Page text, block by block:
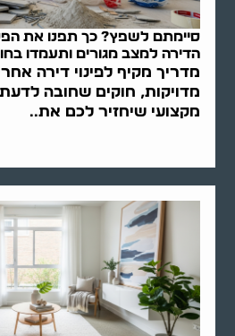
סיימתם לשפץ? כך תפנו את
הדירה למצב מגורים ותעמדו
מדריך מקיף לפינוי דירה
מדויקות, חוקים שחובה
מקצועי שיחזיר לכם את..